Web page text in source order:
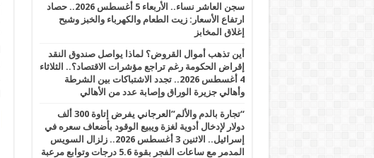
سجن العاشر نساء.. الأربعاء 5 أغسطس 2026.. حصاد
ارتفاع الأسعار: زيت الطعام والكهرباء والخبز وشبح
إغلاق المخابز
أين تذهب أموال القروض؟ لماذا يواصل صندوق النقد
إقراض الحكومة رغم تراجع مؤشرات الاقتصاد؟.. الثلاثاء
4 أغسطس 2026.. تجدد الاشتباكات بين الشرطة
وأهالي جزيرة الوراق وإصابة عدد من الأهالي
“تجارة بالدم والألم”العرجاني يفرض إتاوة 300 ألف
دولار لإدخال أدوية لغزة ويبيع الوقود بأضعاف سعره في
إسرائيل.. الاثنين 3 أغسطس 2026.. زلزال السويس
المدمر مع ساعات الفجر بقوة 5.6 درجات وتوابع مرعبة